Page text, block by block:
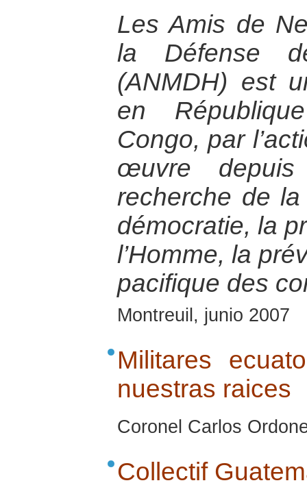
Les Amis de
la Défense
(ANMDH) est
en
Congo, par
œuvre
recherche de
démocratie, la
l’Homme, la
pacifique des
Montreuil, junio 2007
Militares
nuestras raices
Coronel Carlos
Collectif